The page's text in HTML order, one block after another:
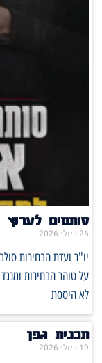
סותמים לערוץ 14 את הפה! למה אתם שותקים?
26 ביולי 2026
יו"ר ועדת הבחירות
לא היססת
תכנית גפן
19 ביולי 2026